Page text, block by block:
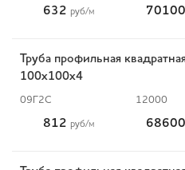
632 руб/м 70100
Труба профильная
100х100х4
09Г2С 12000
812 руб/м 68600